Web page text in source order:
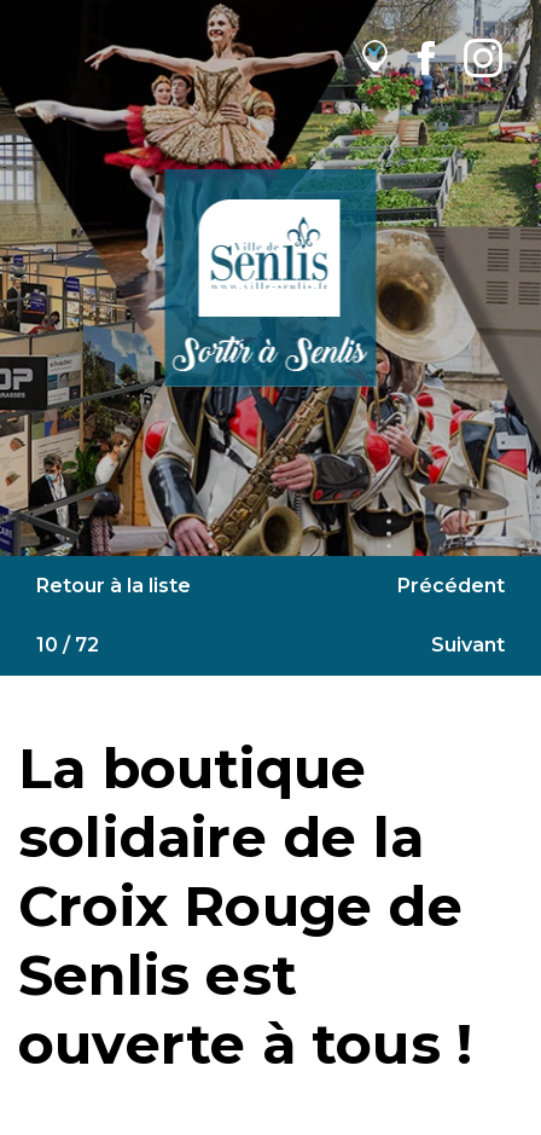
Retour à la liste Précédent
10 / 72 Suivant
La boutique
solidaire de la
Croix Rouge de
Senlis est
ouverte à tous !